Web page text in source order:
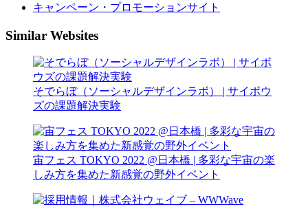
キャンペーン・プロモーションサイト
Similar Websites
そでらぼ（ソーシャルデザインラボ） | サイボウ
ズの課題解決実験
宙フェス TOKYO 2022 @日本橋 | 多彩な宇宙の楽
しみ方を集めた新感覚の野外イベント